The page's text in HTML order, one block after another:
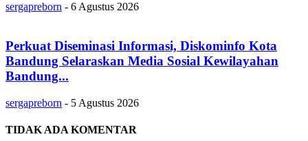
sergapreborn - 6 Agustus 2026
Perkuat Diseminasi Informasi, Diskominfo Kota
Bandung Selaraskan Media Sosial Kewilayahan
Bandung...
sergapreborn - 5 Agustus 2026
TIDAK ADA KOMENTAR